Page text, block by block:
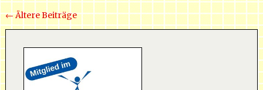
Beiträge Navigation
←Ältere Beiträge